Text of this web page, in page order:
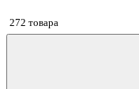
272 товара